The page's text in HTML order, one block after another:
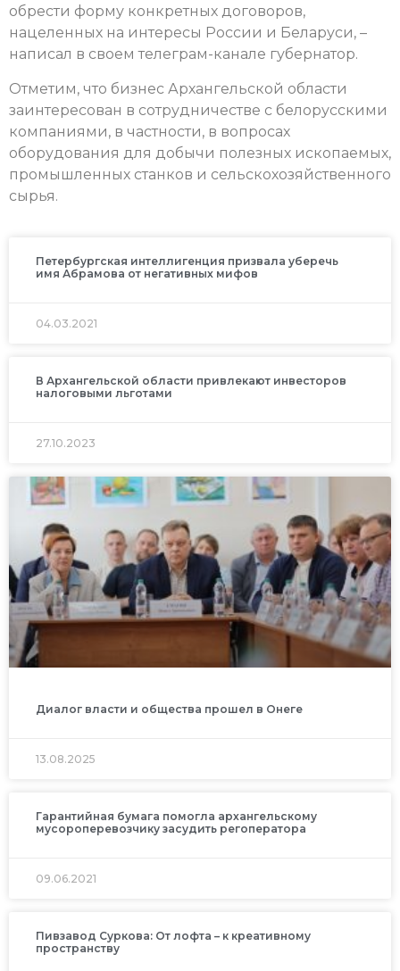
обрести форму конкретных договоров,
нацеленных на интересы России и Беларуси, –
написал в своем телеграм-канале губернатор.
Отметим, что бизнес Архангельской области
заинтересован в сотрудничестве с белорусскими
компаниями, в частности, в вопросах
оборудования для добычи полезных ископаемых,
промышленных станков и сельскохозяйственного
сырья.
Петербургская интеллигенция призвала уберечь
имя Абрамова от негативных мифов
04.03.2021
В Архангельской области привлекают инвесторов
налоговыми льготами
27.10.2023
Диалог власти и общества прошел в Онеге
13.08.2025
Гарантийная бумага помогла архангельскому
мусороперевозчику засудить регоператора
09.06.2021
Пивзавод Суркова: От лофта – к креативному
пространству